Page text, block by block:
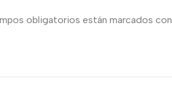
obligatorios están marcados con